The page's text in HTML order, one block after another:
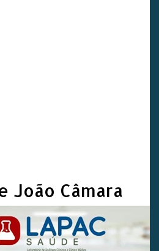
João Câmara